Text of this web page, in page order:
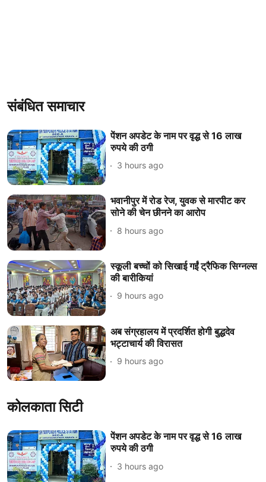
संबंधित समाचार
पेंशन अपडेट के नाम पर वृद्ध से 16 लाख
रुपये की ठगी
3 hours ago
भवानीपुर में रोड रेज, युवक से मारपीट कर
सोने की चेन छीनने का आरोप
8 hours ago
स्कूली बच्चों को सिखाई गईं ट्रैफिक सिग्नल्स
की बारीकियां
9 hours ago
अब संग्रहालय में प्रदर्शित होगी बुद्धदेव
भट्टाचार्य की विरासत
9 hours ago
कोलकाता सिटी
पेंशन अपडेट के नाम पर वृद्ध से 16 लाख
रुपये की ठगी
3 hours ago